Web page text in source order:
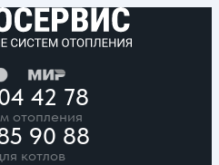
42 78
отопления
90 88
котлов